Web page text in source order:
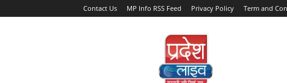
Contact Us MP Info RSS Feed Privacy Policy Term and
Pradesh
Live